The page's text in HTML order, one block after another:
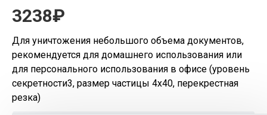
3238₽
Для уничтожения небольшого объема документов,
рекомендуется для домашнего использования или
для персонального использования в офисе (уровень
секретности3, размер частицы 4х40, перекрестная
резка)